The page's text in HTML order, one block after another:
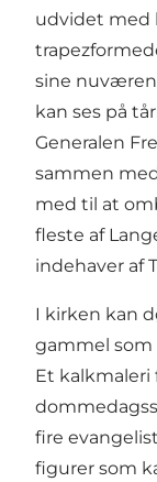
udvidet med
sine
kan ses på
Generalen
sammen
med til at
fleste af
indehaver af
I kirken kan
gammel som
Et kalkmaleri
fire
figurer som